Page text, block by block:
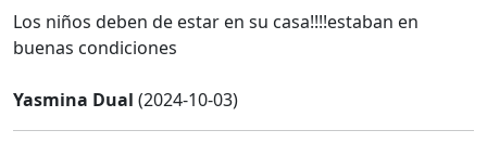
Los niños deben de estar en su casa!!!!estaban en
buenas condiciones
Yasmina Dual (2024-10-03)